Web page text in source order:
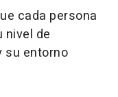
cada persona
nivel de
su entorno